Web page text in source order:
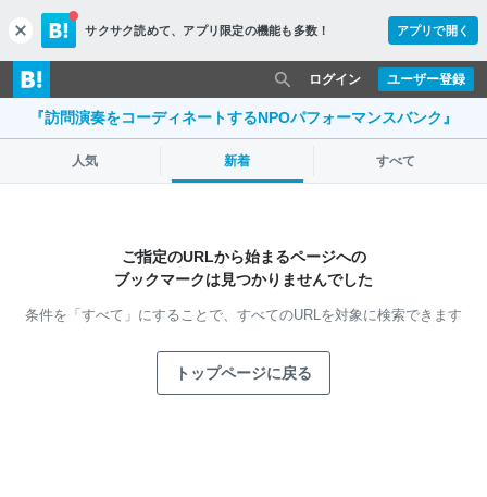
c
l
o
s
サクサク読めて、 アプリ限定の機能も多数！ アプリで開く
ユーザー登録
ログイン
『訪問演奏をコーディネートするNPOパフォーマンスバンク』
人気 新着 すべて
ご指定のURLから始まるページへの
ブックマークは見つかりませんでした
条件を「すべて」にすることで、 すべてのURLを対象に検索できます
トップページに戻る